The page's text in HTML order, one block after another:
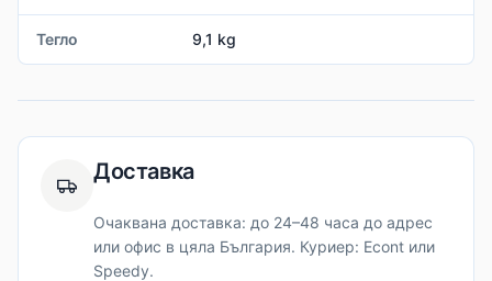
Тегло 9,1 kg
Доставка
Очаквана доставка: до 24–48 часа до адрес
или офис в цяла България. Куриер: Econt или
Speedy.